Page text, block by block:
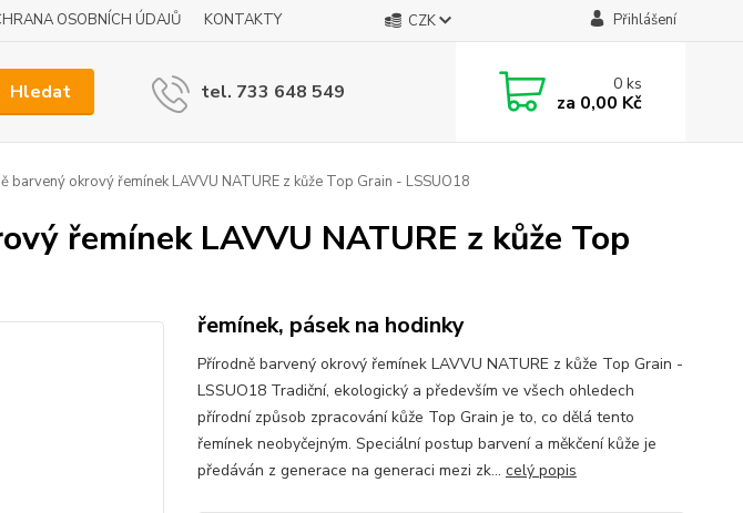
OSOBNÍCH ÚDAJŮ KONTAKTY CZK Přihlášení
Hledat tel. 733 648 549 0ks
za 0,00 Kč
barvený okrový řemínek LAVVU NATURE z kůže Top Grain - LSSUO18
řemínek LAVVU NATURE z kůže Top
řemínek, pásek na hodinky
Přírodně barvený okrový řemínek LAVVU NATURE z kůže Top Grain -
LSSUO18 Tradiční, ekologický a především ve všech ohledech
přírodní způsob zpracování kůže Top Grain je to, co dělá tento
řemínek neobyčejným. Speciální postup barvení a měkčení kůže je
předáván z generace na generaci mezi zk... celý popis